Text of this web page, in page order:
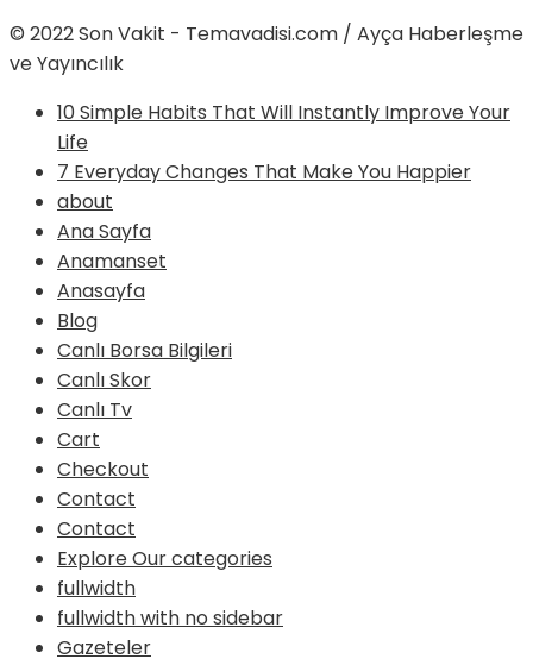
© 2022 Son Vakit - Temavadisi.com / Ayça Haberleşme
ve Yayıncılık
10 Simple Habits That Will Instantly Improve Your
Life
7 Everyday Changes That Make You Happier
about
Ana Sayfa
Anamanset
Anasayfa
Blog
Canlı Borsa Bilgileri
Canlı Skor
Canlı Tv
Cart
Checkout
Contact
Contact
Explore Our categories
fullwidth
fullwidth with no sidebar
Gazeteler